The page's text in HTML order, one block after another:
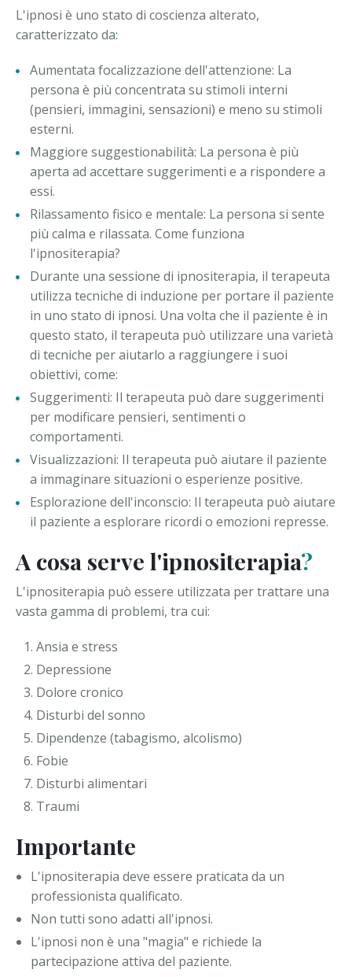
L'ipnosi è uno stato di coscienza alterato,
caratterizzato da:
Aumentata focalizzazione dell'attenzione: La
persona è più concentrata su stimoli interni
(pensieri, immagini, sensazioni) e meno su stimoli
esterni.
Maggiore suggestionabilità: La persona è più
aperta ad accettare suggerimenti e a rispondere a
essi.
Rilassamento fisico e mentale: La persona si sente
più calma e rilassata. Come funziona
l'ipnositerapia?
Durante una sessione di ipnositerapia, il terapeuta
utilizza tecniche di induzione per portare il paziente
in uno stato di ipnosi. Una volta che il paziente è in
questo stato, il terapeuta può utilizzare una varietà
di tecniche per aiutarlo a raggiungere i suoi
obiettivi, come:
Suggerimenti: Il terapeuta può dare suggerimenti
per modificare pensieri, sentimenti o
comportamenti.
Visualizzazioni: Il terapeuta può aiutare il paziente
a immaginare situazioni o esperienze positive.
Esplorazione dell'inconscio: Il terapeuta può aiutare
il paziente a esplorare ricordi o emozioni represse.
A cosa serve l'ipnositerapia?
L'ipnositerapia può essere utilizzata per trattare una
vasta gamma di problemi, tra cui:
Ansia e stress
Depressione
Dolore cronico
Disturbi del sonno
Dipendenze (tabagismo, alcolismo)
Fobie
Disturbi alimentari
Traumi
Importante
L'ipnositerapia deve essere praticata da un
professionista qualificato.
Non tutti sono adatti all'ipnosi.
L'ipnosi non è una "magia" e richiede la
partecipazione attiva del paziente.